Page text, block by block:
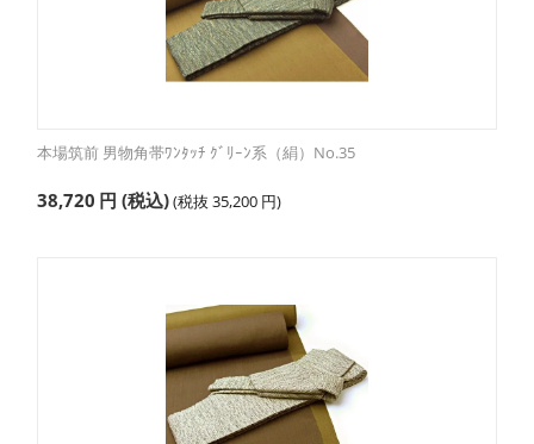
本場筑前 男物角帯ﾜﾝﾀｯﾁ ｸﾞﾘｰﾝ系（絹）No.35
38,720 円 (税込)(税抜 35,200 円)